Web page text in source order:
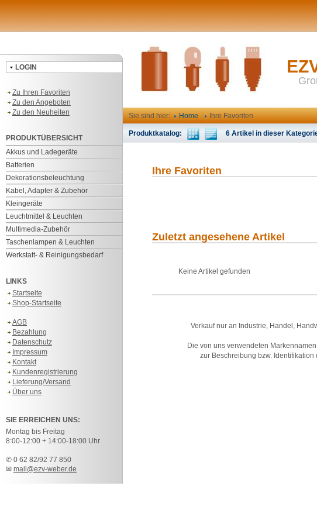
LOGIN
Zu Ihren Favoriten
Zu den Angeboten
Zu den Neuheiten
PRODUKTÜBERSICHT
Akkus und Ladegeräte
Batterien
Dekorationsbeleuchtung
Kabel, Adapter & Zubehör
Kleingeräte
Leuchtmittel & Leuchten
Multimedia-Zubehör
Taschenlampen & Leuchten
Werkstatt- & Reinigungsbedarf
LINKS
Startseite
Shop-Startseite
AGB
Bezahlung
Datenschutz
Impressum
Kontakt
Kundenregistrierung
Lieferung/Versand
Über uns
SIE ERREICHEN UNS:
Montag bis Freitag
8:00-12:00 + 14:00-18:00 Uhr
✆ 0 62 82/92 77 850
✉ mail@ezv-weber.de
Sie sind hier: Home Ihre Favoriten
Produktkatalog: 6 Artikel in dieser
Ihre Favoriten
Zuletzt angesehene Artikel
Keine Artikel gefunden
Verkauf nur an Industrie, Handel,
Die von uns verwendeten
zur Beschreibung bzw.